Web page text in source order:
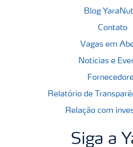
Blog
Contato
Vagas em
Notícias e
Relatório de
Relação com
Siga a